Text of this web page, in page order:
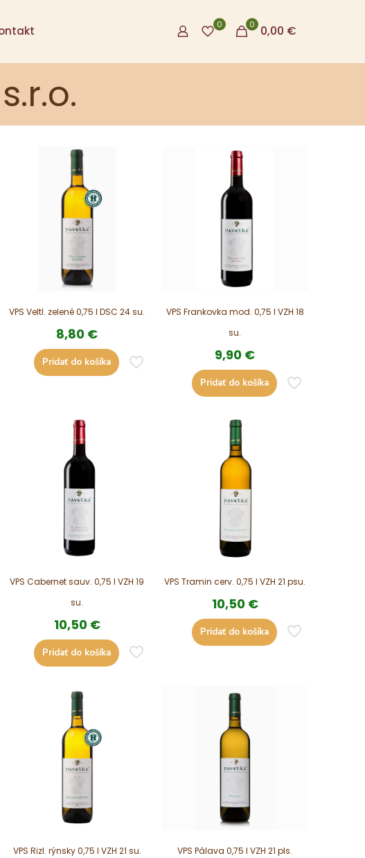
0 0 0,00 €
VPS Veltl. zelené 0,75 l DSC 24 su.
8,80 €
Pridať do košíka
VPS Frankovka mod. 0,75 l VZH 18
su.
9,90 €
Pridať do košíka
VPS Cabernet sauv. 0,75 l VZH 19
su.
10,50 €
Pridať do košíka
VPS Tramin cerv. 0,75 l VZH 21 psu.
10,50 €
Pridať do košíka
VPS Rizl. rýnsky 0,75 l VZH 21 su. VPS Pálava 0,75 l VZH 21 pls.